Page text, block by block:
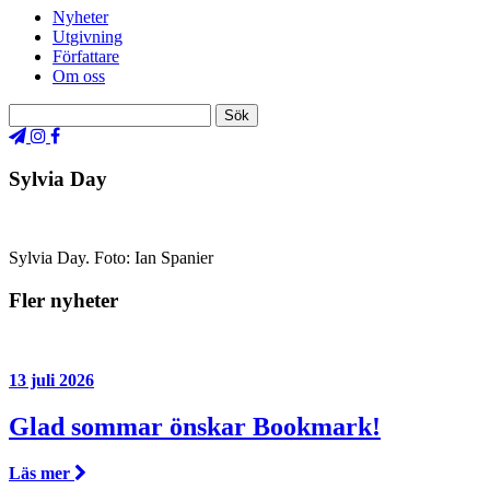
Nyheter
Utgivning
Författare
Om oss
Sylvia Day
Sylvia Day. Foto: Ian Spanier
Fler nyheter
13 juli 2026
Glad sommar önskar Bookmark!
Läs mer